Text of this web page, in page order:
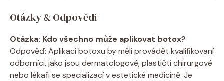
Otázky & Odpovědi
Otázka: Kdo všechno může aplikovat botox?
Odpověď: Aplikaci botoxu by měli provádět kvalifikovaní
odborníci, jako jsou dermatologové, plastičtí chirurgové
nebo lékaři se specializací v estetické medicíně. Je